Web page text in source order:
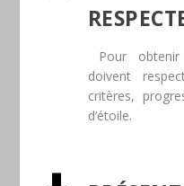
Pour
doivent
critères,
d’étoile.